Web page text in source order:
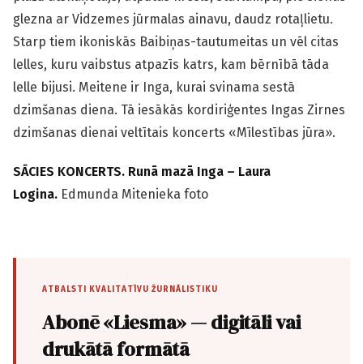
glezna ar Vidzemes jūrmalas ainavu, daudz rotaļlietu.
Starp tiem ikoniskās Baibiņas-tautumeitas un vēl citas
lelles, kuru vaibstus atpazīs katrs, kam bērnībā tāda
lelle bijusi. Meitene ir Inga, kurai svinama sestā
dzimšanas diena. Tā iesākās kordiriģentes Ingas Zirnes
dzimšanas dienai veltītais koncerts «Mīlestības jūra».
SĀCIES KONCERTS. Runā mazā Inga – Laura
Logina. Edmunda Mitenieka foto
ATBALSTI KVALITATĪVU ŽURNĀLISTIKU
Abonē «Liesma» — digitāli vai
drukātā formātā